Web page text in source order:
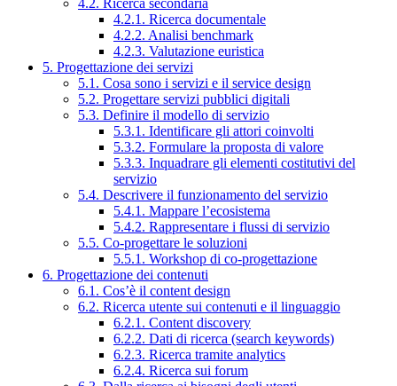
4.2. Ricerca secondaria
4.2.1. Ricerca documentale
4.2.2. Analisi benchmark
4.2.3. Valutazione euristica
5. Progettazione dei servizi
5.1. Cosa sono i servizi e il service design
5.2. Progettare servizi pubblici digitali
5.3. Definire il modello di servizio
5.3.1. Identificare gli attori coinvolti
5.3.2. Formulare la proposta di valore
5.3.3. Inquadrare gli elementi costitutivi del
servizio
5.4. Descrivere il funzionamento del servizio
5.4.1. Mappare l’ecosistema
5.4.2. Rappresentare i flussi di servizio
5.5. Co-progettare le soluzioni
5.5.1. Workshop di co-progettazione
6. Progettazione dei contenuti
6.1. Cos’è il content design
6.2. Ricerca utente sui contenuti e il linguaggio
6.2.1. Content discovery
6.2.2. Dati di ricerca (search keywords)
6.2.3. Ricerca tramite analytics
6.2.4. Ricerca sui forum